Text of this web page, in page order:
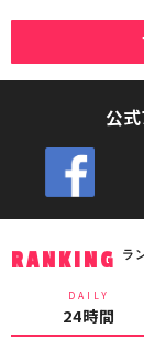
公
RANKING ラ
DAILY
24時間